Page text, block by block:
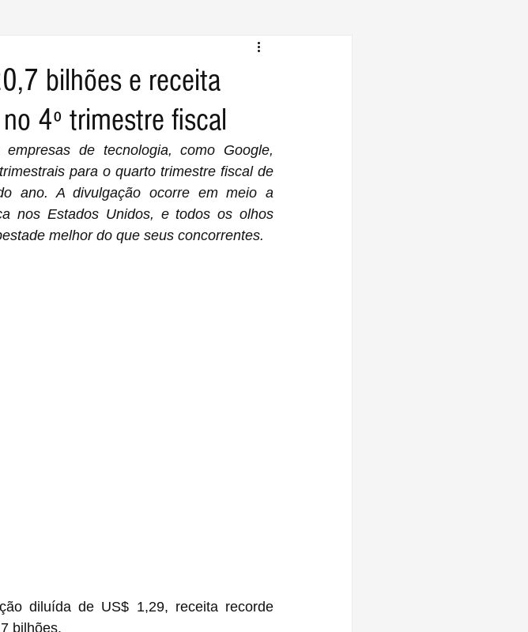
bilhões e receita
4º trimestre fiscal
de tecnologia, como Google,
para o quarto trimestre fiscal de
ano. A divulgação ocorre em meio a
nos Estados Unidos, e todos os olhos
melhor do que seus concorrentes.
diluída de US$ 1,29, receita recorde
bilhões.